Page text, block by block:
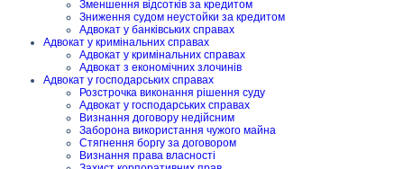
Зменшення відсотків за кредитом
Зниження судом неустойки за кредитом
Адвокат у банківських справах
Адвокат у кримінальних справах
Адвокат у кримінальних справах
Адвокат з економічних злочинів
Адвокат у господарських справах
Розстрочка виконання рішення суду
Адвокат у господарських справах
Визнання договору недійсним
Заборона використання чужого майна
Стягнення боргу за договором
Визнання права власності